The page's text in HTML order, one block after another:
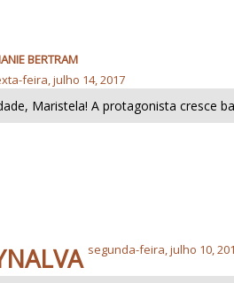
BERTRAM
feira, julho 14, 2017
Maristela! A protagonista cresce
segunda-feira, julho 10,